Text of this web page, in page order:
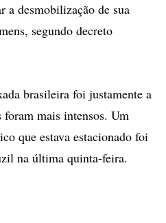
a desmobilização de sua
segundo decreto
brasileira foi justamente a
mais intensos. Um
que estava estacionado foi
na última quinta-feira.